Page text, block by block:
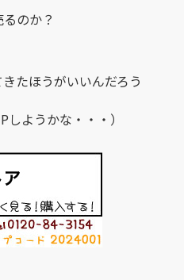
のか？
たほうがいいんだろう
しようかな・・・）